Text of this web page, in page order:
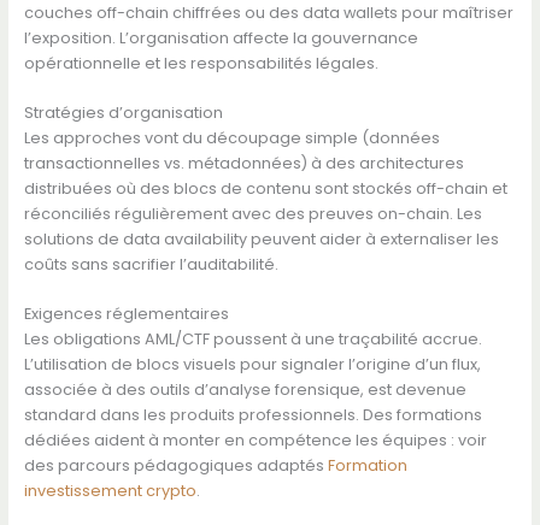
couches off-chain chiffrées ou des data wallets pour maîtriser
l’exposition. L’organisation affecte la gouvernance
opérationnelle et les responsabilités légales.
Stratégies d’organisation
Les approches vont du découpage simple (données
transactionnelles vs. métadonnées) à des architectures
distribuées où des blocs de contenu sont stockés off-chain et
réconciliés régulièrement avec des preuves on-chain. Les
solutions de data availability peuvent aider à externaliser les
coûts sans sacrifier l’auditabilité.
Exigences réglementaires
Les obligations AML/CTF poussent à une traçabilité accrue.
L’utilisation de blocs visuels pour signaler l’origine d’un flux,
associée à des outils d’analyse forensique, est devenue
standard dans les produits professionnels. Des formations
dédiées aident à monter en compétence les équipes : voir
des parcours pédagogiques adaptés Formation
investissement crypto.